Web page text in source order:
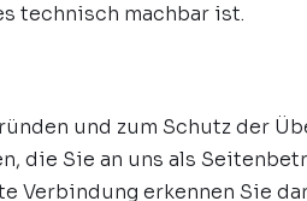
technisch machbar ist.
und zum Schutz der
die Sie an uns als
Verbindung erkennen Sie